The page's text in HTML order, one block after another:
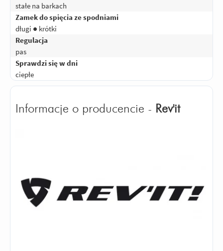
stałe na barkach
Zamek do spięcia ze spodniami
długi ● krótki
Regulacja
pas
Sprawdzi się w dni
ciepłe
Informacje o producencie - Rev'it